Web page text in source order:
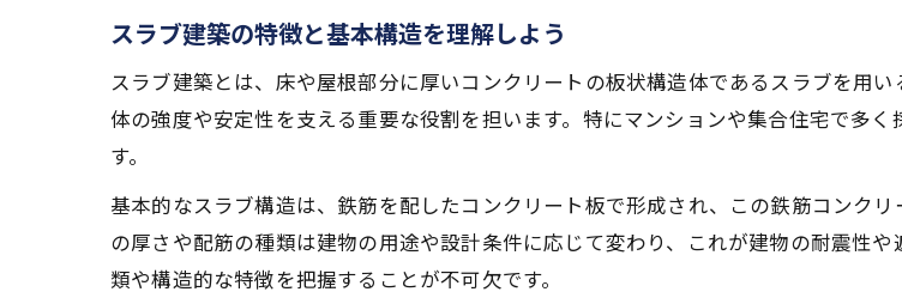
スラブ建築用語の意味と英語表
壁や床と比較したスラブの役割
床とスラブ構造の違いを分かり
スラブが持つ遮音性と耐震性の
スラブ建築の特徴と基本構造を理解しよう
スラブ建築とは、床や屋根部分に厚いコンクリートの板状構造体であるスラブを用
体の強度や安定性を支える重要な役割を担います。特にマンションや集合住宅で多
す。
基本的なスラブ構造は、鉄筋を配したコンクリート板で形成され、この鉄筋コンク
の厚さや配筋の種類は建物の用途や設計条件に応じて変わり、これが建物の耐震性
類や構造的な特徴を把握することが不可欠です。